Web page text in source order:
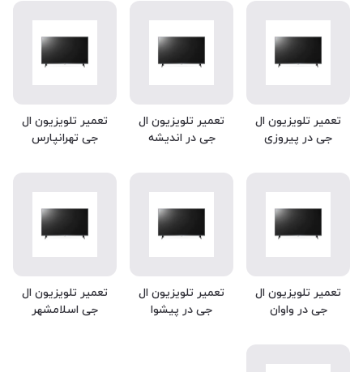
تعمیر تلویزیون ال
جی در پیروزی
تعمیر تلویزیون ال
جی در اندیشه
تعمیر تلویزیون ال
جی تهرانپارس
تعمیر تلویزیون ال
جی در واوان
تعمیر تلویزیون ال
جی در پیشوا
تعمیر تلویزیون ال
جی اسلامشهر